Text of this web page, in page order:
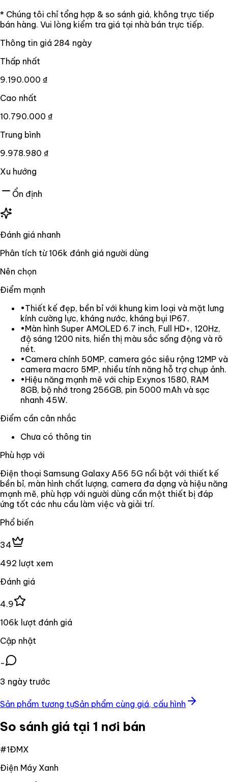
* Chúng tôi chỉ tổng hợp & so sánh giá, không trực tiếp
bán hàng. Vui lòng kiểm tra giá tại nhà bán trực tiếp.
Thông tin giá 284 ngày
Thấp nhất
9.190.000 ₫
Cao nhất
10.790.000 ₫
Trung bình
9.978.980 ₫
Xu hướng
Ổn định
Đánh giá nhanh
Phân tích từ106k đánh giá người dùng
Nên chọn
Điểm mạnh
•Thiết kế đẹp, bền bỉ với khung kim loại và mặt lưng
kính cường lực, kháng nước, kháng bụi IP67.
•Màn hình Super AMOLED 6.7 inch, Full HD+, 120Hz,
độ sáng 1200 nits, hiển thị màu sắc sống động và rõ
nét.
•Camera chính 50MP, camera góc siêu rộng 12MP và
camera macro 5MP, nhiều tính năng hỗ trợ chụp ảnh.
•Hiệu năng mạnh mẽ với chip Exynos 1580, RAM
8GB, bộ nhớ trong 256GB, pin 5000 mAh và sạc
nhanh 45W.
Điểm cần cân nhắc
Chưa có thông tin
Phù hợp với
Điện thoại Samsung Galaxy A56 5G nổi bật với thiết kế
bền bỉ, màn hình chất lượng, camera đa dạng và hiệu năng
mạnh mẽ, phù hợp với người dùng cần một thiết bị đáp
ứng tốt các nhu cầu làm việc và giải trí.
Phổ biến
34
492 lượt xem
Đánh giá
4.9
106k lượt đánh giá
Cập nhật
-
3 ngày trước
Sản phẩm tương tựSản phẩm cùng giá, cấu hình
So sánh giá tại 1 nơi bán
#1ĐMX
Điện Máy Xanh